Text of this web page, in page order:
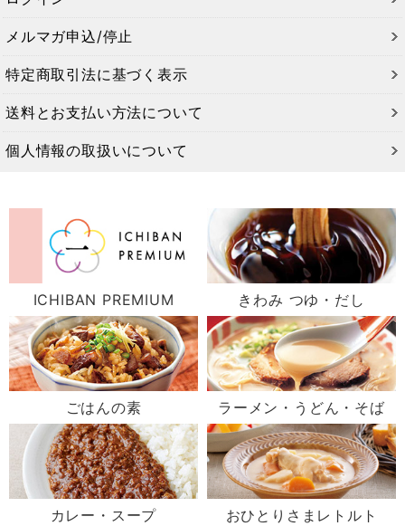
メルマガ申込/停止
特定商取引法に基づく表示
送料とお支払い方法について
個人情報の取扱いについて
ICHIBAN PREMIUM きわみ つゆ・だし
ごはんの素 ラーメン・うどん・そば
カレー・スープ おひとりさまレトルト